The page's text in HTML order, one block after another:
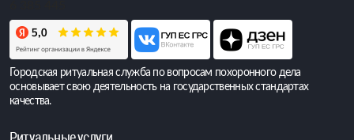
Городская ритуальная служба по вопросам похоронного дела
основывает свою деятельность на государственных стандартах
качества.